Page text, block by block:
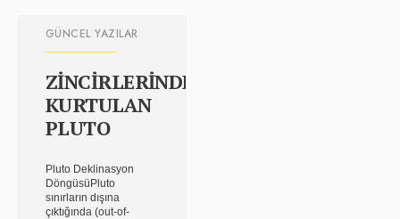
GÜNCEL YAZILAR
ZİNCİRLERİNDEN
KURTULAN
PLUTO
Pluto Deklinasyon
DöngüsüPluto
sınırların dışına
çıktığında (out-of-